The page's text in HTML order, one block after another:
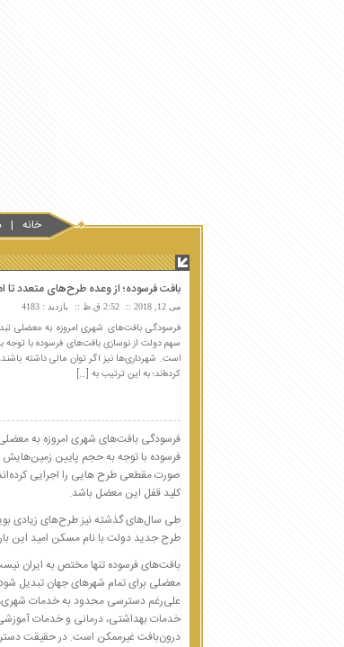
خانه
بافت فرسوده؛ از وعده طرح‌های متعدد تا
می 12, 2018 2:52 ق.ظ بازدید : 4183
فرسودگی بافت‌های شهری امروزه به معضلی
سهم دولت از نوسازی بافت‌های فرسوده با
است. شهرداری‌ها نیز اگر توان مالی داشته
کرده‌اند؛ به این ترتیب به […]
فرسودگی بافت‌های شهری امروزه به
فرسوده با توجه به حجم پایین زمین‌هایش
صورت مقطعی طرح هایی را اجرایی
کلید قفل این معضل باشد.
طی سال‌های گذشته نیز طرح‌های زیادی
طرح جدید دولت با نام مسکن امید این
بافت‌های فرسوده تنها مختص به ایران
معضلی برای تمام شهرهای جهان تبدیل
علی‌رغم دسترسی محدود به خدمات
خدمات بهداشتی، درمانی و خدمات آموزشی
درون‌بافت غیرممکن است. در حقیقت